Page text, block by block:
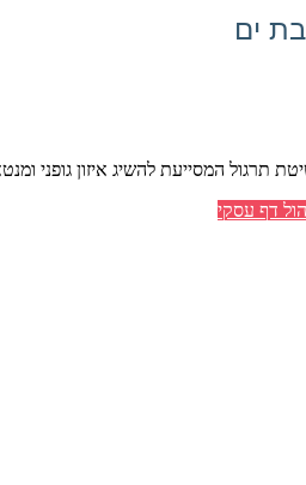
תרגול המסייעת להשיג איזון גופני
דף עסקי